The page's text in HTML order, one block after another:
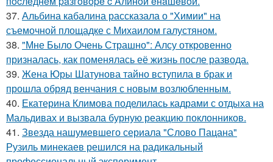
37. Альбина кабалина рассказала о "Химии" на
съемочной площадке с Михаилом галустяном.
38. "Мне Было Очень Страшно": Алсу откровенно
призналась, как поменялась её жизнь после развода.
39. Жена Юры Шатунова тайно вступила в брак и
прошла обряд венчания с новым возлюбленным.
40. Екатерина Климова поделилась кадрами с отдыха на
Мальдивах и вызвала бурную реакцию поклонников.
41. Звезда нашумевшего сериала "Слово Пацана"
Рузиль минекаев решился на радикальный